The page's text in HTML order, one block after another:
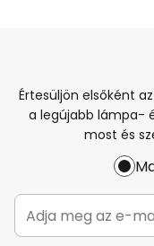
Értesüljön elsőként
a legújabb lámpa-
most és